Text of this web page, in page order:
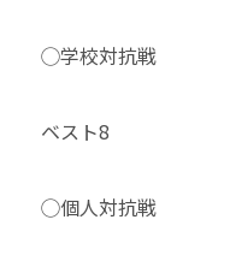
◯学校対抗戦
ベスト8
◯個人対抗戦